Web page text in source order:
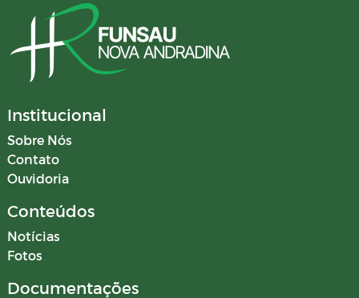
Institucional
Sobre Nós
Contato
Ouvidoria
Conteúdos
Notícias
Fotos
Documentações